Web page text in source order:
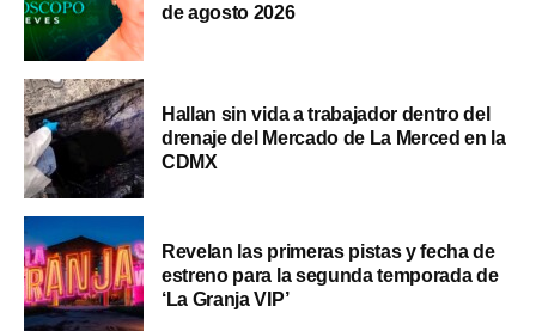
de agosto 2026
Hallan sin vida a trabajador dentro del
drenaje del Mercado de La Merced en la
CDMX
Revelan las primeras pistas y fecha de
estreno para la segunda temporada de
‘La Granja VIP’